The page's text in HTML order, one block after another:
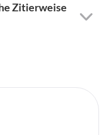
Zitierweise